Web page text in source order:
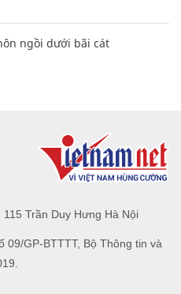
ngồi dưới bãi cát
Trần Duy Hưng Hà Nội
09/GP-BTTTT, Bộ Thông tin và